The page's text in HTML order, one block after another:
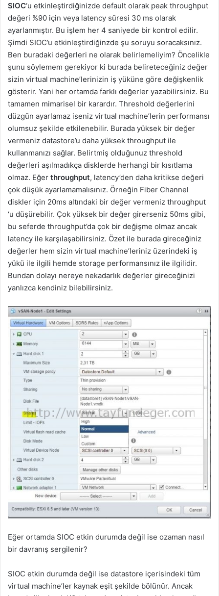
SIOC‘u etkinleştirdiğinizde default olarak peak throughput
değeri %90 için veya latency süresi 30 ms olarak
ayarlanmıştır. Bu işlem her 4 saniyede bir kontrol edilir.
Şimdi SIOC’u etkinleştirdiğinzde şu soruyu soracaksınız.
Ben buradaki değerleri ne olarak belirlemeliyim? Öncelikle
şunu söylemem gerekiyor ki burada belireteceğiniz değer
sizin virtual machine’lerinizin iş yüküne göre değişkenlik
gösterir. Yani her ortamda farklı değerler yazabilirsiniz. Bu
tamamen mimarisel bir karardır. Threshold değerlerini
düzgün ayarlamaz iseniz virtual machine’lerin performansı
olumsuz şekilde etkilenebilir. Burada yüksek bir değer
vermeniz datastore’u daha yüksek throughput ile
kullanmanızı sağlar. Belirtmiş olduğunuz threshold
değerleri aşılmadıkça disklerde herhangi bir kısıtlama
olmaz. Eğer throughput, latency’den daha kritikse değeri
çok düşük ayarlamamalısınız. Örneğin Fiber Channel
diskler için 20ms altındaki bir değer vermeniz throughput
‘u düşürebilir. Çok yüksek bir değer girerseniz 50ms gibi,
bu seferde throughput’da çok bir değişme olmaz ancak
latency ile karşılaşabilirsiniz. Özet ile burada gireceğiniz
değerler hem sizin virtual machine’leriniz üzerindeki iş
yükü ile ilgili hemde storage performansınız ile ilgilidir.
Bundan dolayı nereye nekadarlık değerler gireceğinizi
yanlızca kendiniz bilebilirsiniz.
Eğer ortamda SIOC etkin durumda değil ise ozaman nasıl
bir davranış sergilenir?
SIOC etkin durumda değil ise datastore içerisindeki tüm
virtual machine’ler kaynak eşit şekilde bölünür. Ancak